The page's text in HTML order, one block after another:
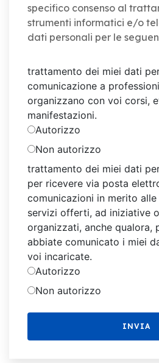
specifico consenso al
strumenti informatici e/o
dati personali per le
trattamento dei miei dati
comunicazione a
organizzano con voi corsi,
manifestazioni.
Autorizzo
Non autorizzo
trattamento dei miei dati
per ricevere via posta
comunicazioni in merito
servizi offerti, ad iniziative
organizzati, anche qualora,
abbiate comunicato i miei
voi incaricate.
Autorizzo
Non autorizzo